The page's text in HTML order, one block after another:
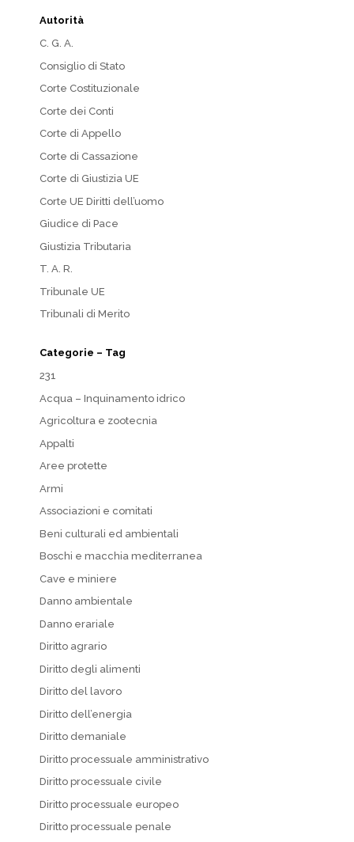
Autorità
C. G. A.
Consiglio di Stato
Corte Costituzionale
Corte dei Conti
Corte di Appello
Corte di Cassazione
Corte di Giustizia UE
Corte UE Diritti dell’uomo
Giudice di Pace
Giustizia Tributaria
T. A. R.
Tribunale UE
Tribunali di Merito
Categorie – Tag
231
Acqua – Inquinamento idrico
Agricoltura e zootecnia
Appalti
Aree protette
Armi
Associazioni e comitati
Beni culturali ed ambientali
Boschi e macchia mediterranea
Cave e miniere
Danno ambientale
Danno erariale
Diritto agrario
Diritto degli alimenti
Diritto del lavoro
Diritto dell’energia
Diritto demaniale
Diritto processuale amministrativo
Diritto processuale civile
Diritto processuale europeo
Diritto processuale penale